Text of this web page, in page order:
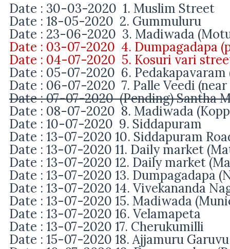
Date : 30-03-2020 1. Muslim Street
Date : 18-05-2020 2. Gummuluru
Date : 23-06-2020 3. Madiwada
Date : 03-07-2020 4. Dumpagadapa
Date : 04-07-2020 5. Kosuri vari
Date : 05-07-2020 6. Pedakapavaram
Date : 06-07-2020 7. Palle Veedi
Date : 07-07-2020 (Pending) Santha
Date : 08-07-2020 8. Madiwada
Date : 10-07-2020 9. Siddapuram
Date : 13-07-2020 10. Siddapuram
Date : 13-07-2020 11. Daily market
Date : 13-07-2020 12. Daily market
Date : 13-07-2020 13. Dumpagadapa
Date : 13-07-2020 14. Vivekananda
Date : 13-07-2020 15. Madiwada
Date : 13-07-2020 16. Velamapeta
Date : 13-07-2020 17. Cherukumilli
Date : 15-07-2020 18. Ajjamuru Garuvu